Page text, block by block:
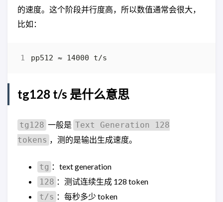
的速度。这个阶段并行度高，所以数值通常会很大，
比如：
tg128 t/s 是什么意思
tg128 一般是 Text Generation 128
tokens ，测的是输出生成速度。
tg ：text generation
128 ：测试连续生成 128 token
t/s ：每秒多少 token